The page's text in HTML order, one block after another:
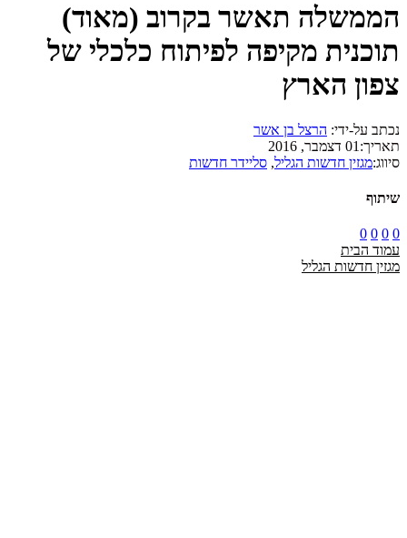
הממשלה תאשר בקרוב (מאוד)
תוכנית מקיפה לפיתוח כלכלי של
צפון הארץ
נכתב על-ידי: הרצל בן אשר
תאריך: 01 דצמבר, 2016
סיווג:מגזין חדשות הגליל, סליידר חדשות
שיתוף
0
0
0
0
עמוד הבית
מגזין חדשות הגליל